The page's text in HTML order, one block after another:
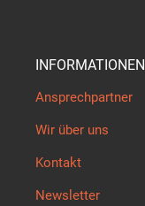
INFORMATIONEN
Ansprechpartner
Wir über uns
Kontakt
Newsletter